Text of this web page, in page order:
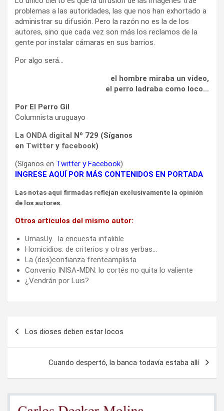
problemas a las autoridades, las que nos han exhortado a
administrar su difusión. Pero la razón no es la de los
autores, sino que cada vez son más los reclamos de la
gente por instalar cámaras en sus barrios.
Por algo será…
el hombre miraba un video,
el perro ladraba como loco…
Por El Perro Gil
Columnista uruguayo
La ONDA digital Nº 729 (Síganos
en Twitter y facebook)
(Síganos en Twitter yFacebook)
INGRESE AQUÍ POR MÁS CONTENIDOS EN PORTADA
Las notas aquí firmadas reflejan exclusivamente la opinión
de los autores.
Otros artículos del mismo autor:
UrnasUy… la encuesta infalible
Homicidios: de criterios y otras yerbas…
La (des)confianza frenteamplista
Convenio INISA-MDN: lo cortés no quita lo valiente
¿Vendrán por Luis?
entradas
Los dioses deben estar locos
Cuando despertó, la banca todavía estaba allí